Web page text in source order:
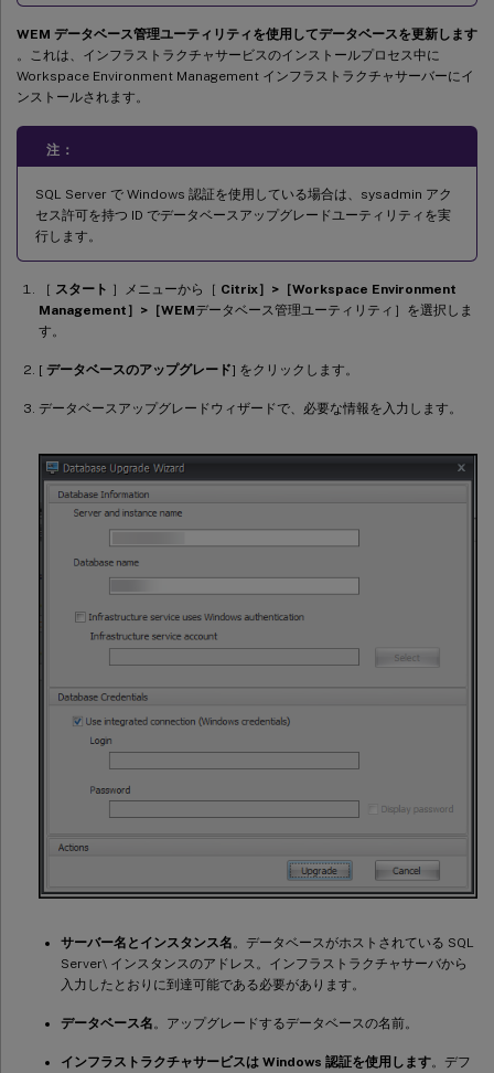
WEM データベース管理ユーティリティを使用してデータベースを更新します
。これは、インフラストラクチャサービスのインストールプロセス中に
Workspace Environment Management インフラストラクチャサーバーにイ
ンストールされます。
注：
SQL Server で Windows 認証を使用している場合は、sysadmin アク
セス許可を持つ ID でデータベースアップグレードユーティリティを実
行します。
［ スタート ］メニューから［ Citrix］>［Workspace Environment
Management］>［WEMデータベース管理ユーティリティ］を選択しま
す。
[ データベースのアップグレード] をクリックします。
データベースアップグレードウィザードで、必要な情報を入力します。
サーバー名とインスタンス名。データベースがホストされている SQL
Server\ インスタンスのアドレス。インフラストラクチャサーバから
入力したとおりに到達可能である必要があります。
データベース名。アップグレードするデータベースの名前。
インフラストラクチャサービスは Windows 認証を使用します。デフ